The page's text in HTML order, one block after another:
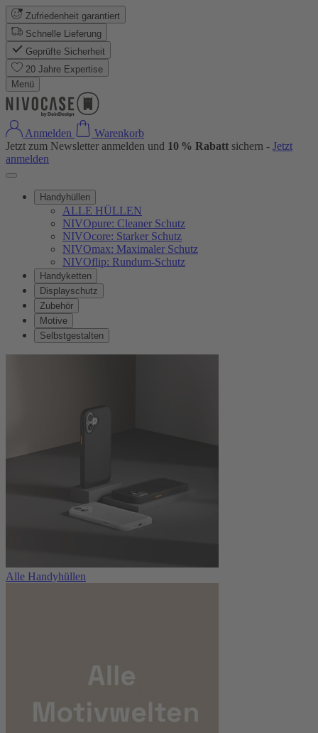
Zufriedenheit garantiert
Schnelle Lieferung
Geprüfte Sicherheit
20 Jahre Expertise
Menü
Anmelden
Warenkorb
Jetzt zum Newsletter anmelden und 10 % Rabatt sichern - Jetzt
anmelden
Handyhüllen
ALLE HÜLLEN
NIVOpure: Cleaner Schutz
NIVOcore: Starker Schutz
NIVOmax: Maximaler Schutz
NIVOflip: Rundum-Schutz
Handyketten
Displayschutz
Zubehör
Motive
Selbstgestalten
Alle Handyhüllen